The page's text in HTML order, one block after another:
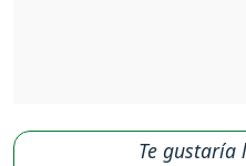
Te gustaría